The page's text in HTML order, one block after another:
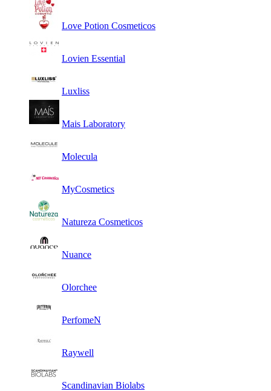
Love Potion Cosmeticos
Lovien Essential
Luxliss
Mais Laboratory
Molecula
MyCosmetics
Natureza Cosmeticos
Nuance
Olorchee
PerfomeN
Raywell
Scandinavian Biolabs